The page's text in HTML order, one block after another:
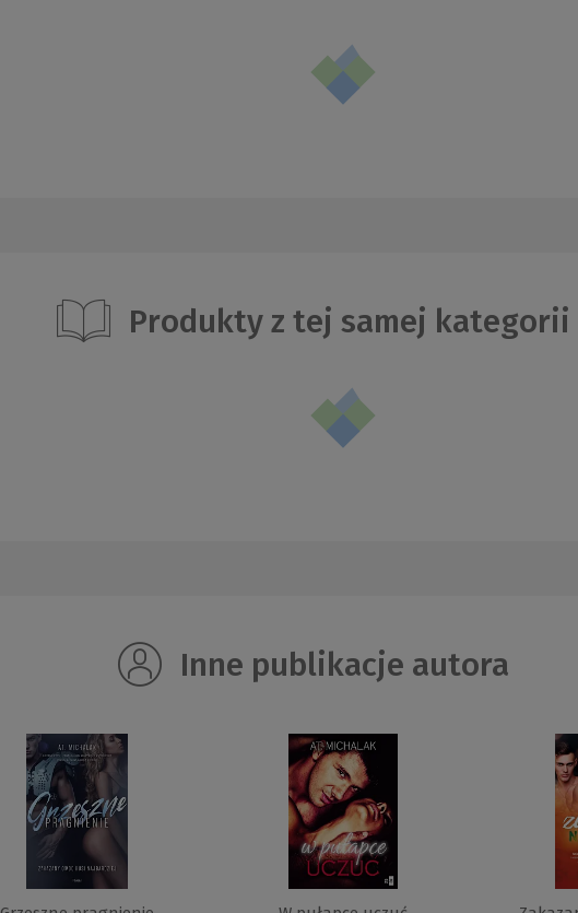
Produkty z tej samej kategorii
Inne publikacje autora